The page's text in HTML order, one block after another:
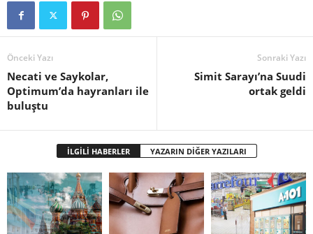
Önceki Yazı
Necati ve Saykolar,
Optimum’da hayranları ile
buluştu
Sonraki Yazı
Simit Sarayı’na Suudi
ortak geldi
İLGİLİ HABERLER YAZARIN DİĞER YAZILARI